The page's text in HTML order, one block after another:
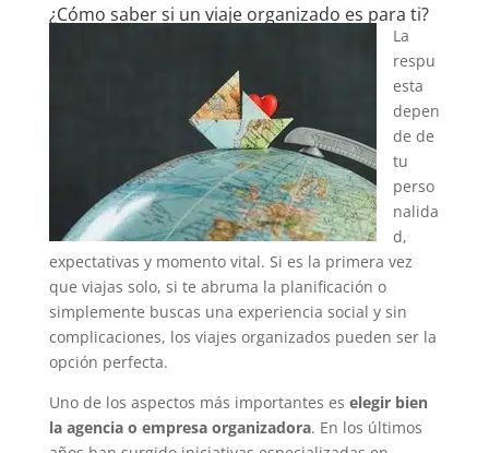
¿Cómo saber si un viaje organizado es para ti?
La
respu
esta
depen
de de
tu
perso
nalida
d,
expectativas y momento vital. Si es la primera vez
que viajas solo, si te abruma la planificación o
simplemente buscas una experiencia social y sin
complicaciones, los viajes organizados pueden ser la
opción perfecta.
Uno de los aspectos más importantes es elegir bien
la agencia o empresa organizadora. En los últimos